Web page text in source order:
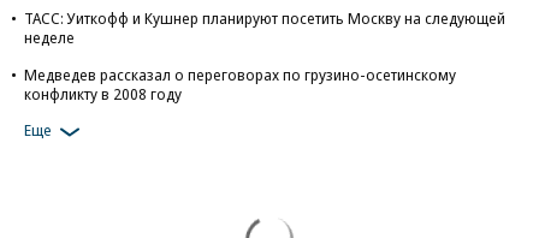
ТАСС: Уиткофф и Кушнер планируют посетить Москву на следующей
неделе
Медведев рассказал о переговорах по грузино-осетинскому
конфликту в 2008 году
Еще